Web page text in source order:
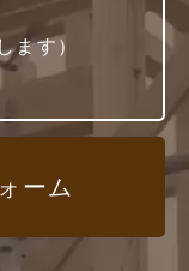
ます）
ーム